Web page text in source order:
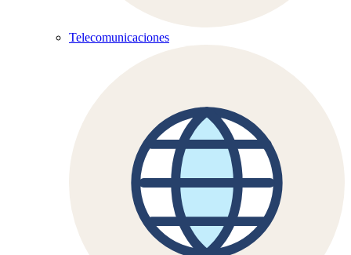
Telecomunicaciones